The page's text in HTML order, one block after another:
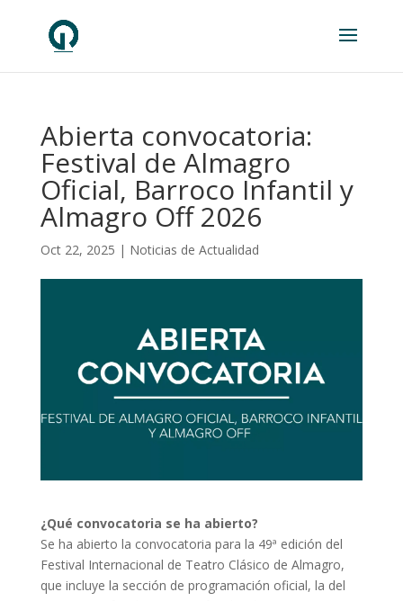
Abierta convocatoria:
Festival de Almagro
Oficial, Barroco Infantil y
Almagro Off 2026
Oct 22, 2025 | Noticias de Actualidad
¿Qué convocatoria se ha abierto?
Se ha abierto la convocatoria para la 49ª edición del
Festival Internacional de Teatro Clásico de Almagro,
que incluye la sección de programación oficial, la del